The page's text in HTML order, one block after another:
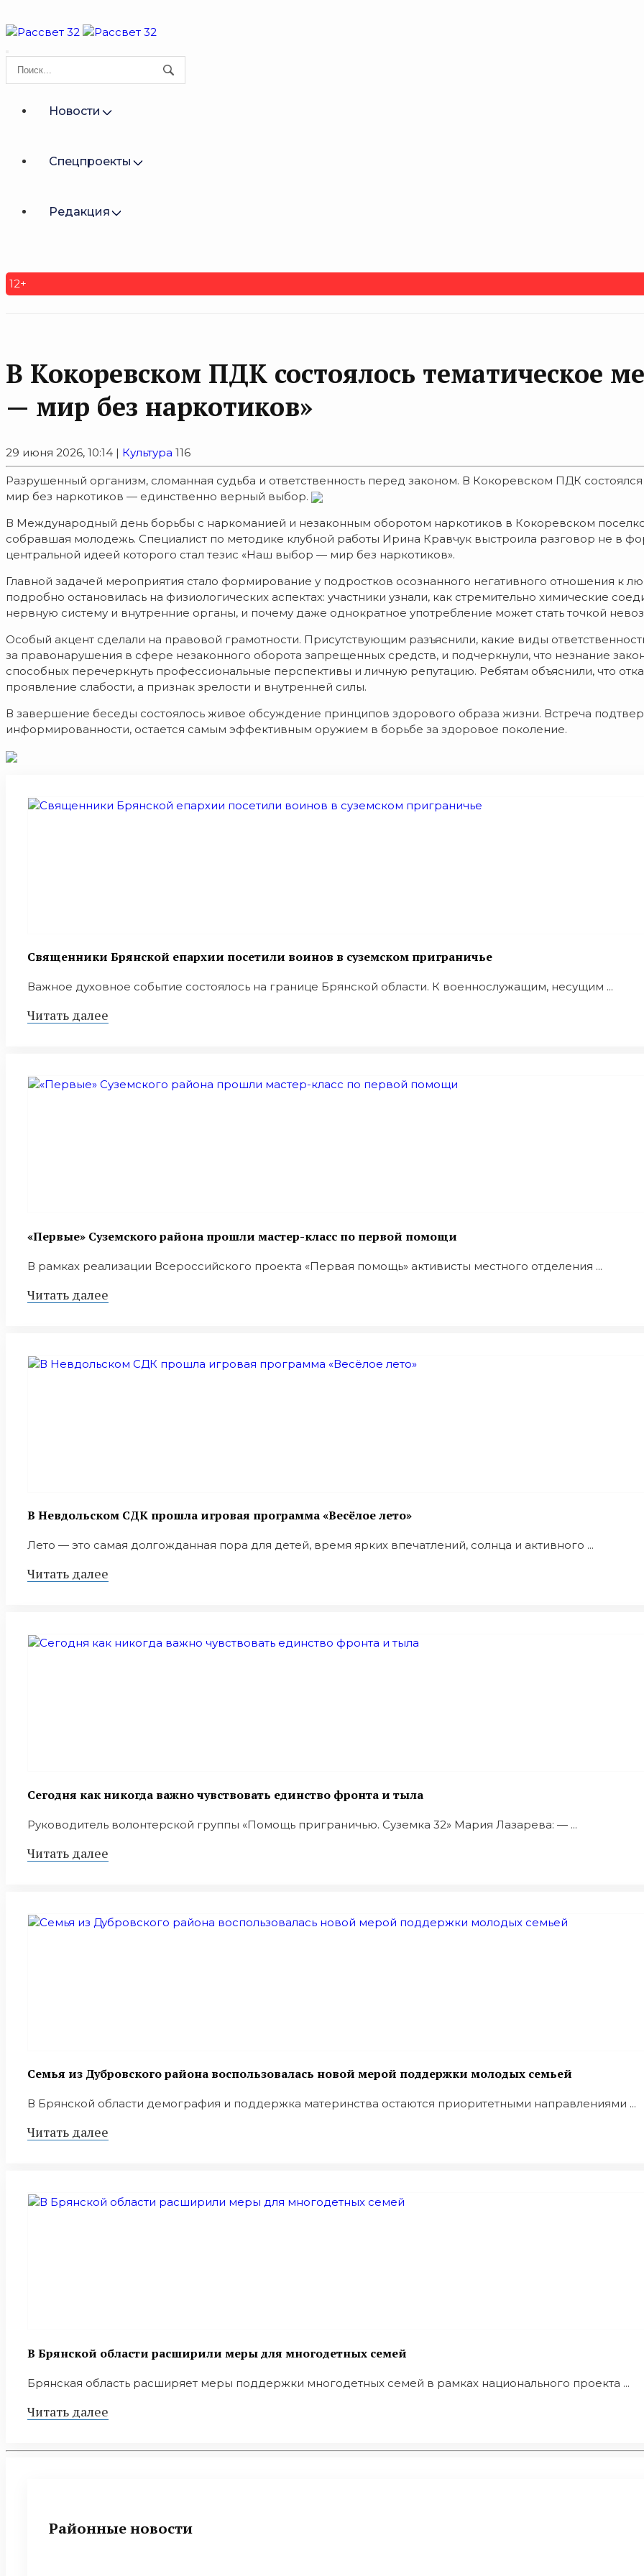
Новости
Спецпроекты
Редакция
12+
В Кокоревском ПДК состоялось тематическое
— мир без наркотиков»
29 июня 2026, 10:14 | Культура 116
Разрушенный организм, сломанная судьба и ответственность перед законом. В Кокоревском ПДК
мир без наркотиков — единственно верный выбор.
В Международный день борьбы с наркоманией и незаконным оборотом наркотиков в Кокоревском
собравшая молодежь. Специалист по методике клубной работы Ирина Кравчук выстроила разговор не в
центральной идеей которого стал тезис «Наш выбор — мир без наркотиков».
Главной задачей мероприятия стало формирование у подростков осознанного негативного отношения к
подробно остановилась на физиологических аспектах: участники узнали, как стремительно химические
нервную систему и внутренние органы, и почему даже однократное употребление может стать точкой
Особый акцент сделали на правовой грамотности. Присутствующим разъяснили, какие виды
за правонарушения в сфере незаконного оборота запрещенных средств, и подчеркнули, что незнание
способных перечеркнуть профессиональные перспективы и личную репутацию. Ребятам объяснили, что
проявление слабости, а признак зрелости и внутренней силы.
В завершение беседы состоялось живое обсуждение принципов здорового образа жизни. Встреча
информированности, остается самым эффективным оружием в борьбе за здоровое поколение.
Священники Брянской епархии посетили воинов в суземском приграничье
Важное духовное событие состоялось на границе Брянской области. К военнослужащим, несущим ...
Читать далее
«Первые» Суземского района прошли мастер-класс по первой помощи
В рамках реализации Всероссийского проекта «Первая помощь» активисты местного отделения ...
Читать далее
В Невдольском СДК прошла игровая программа «Весёлое лето»
Лето — это самая долгожданная пора для детей, время ярких впечатлений, солнца и активного ...
Читать далее
Сегодня как никогда важно чувствовать единство фронта и тыла
Руководитель волонтерской группы «Помощь приграничью. Суземка 32» Мария Лазарева: — ...
Читать далее
Семья из Дубровского района воспользовалась новой мерой поддержки молодых семьей
В Брянской области демография и поддержка материнства остаются приоритетными направлениями ...
Читать далее
В Брянской области расширили меры для многодетных семей
Брянская область расширяет меры поддержки многодетных семей в рамках национального проекта ...
Читать далее
Районные новости